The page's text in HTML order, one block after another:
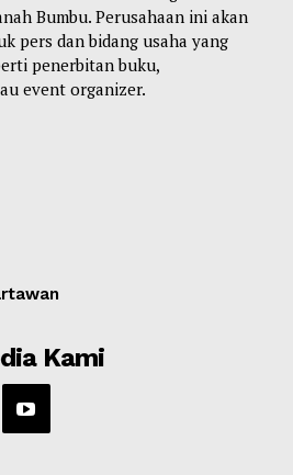
Bumbu. Perusahaan ini akan
pers dan bidang usaha yang
penerbitan buku,
event organizer.
Kami